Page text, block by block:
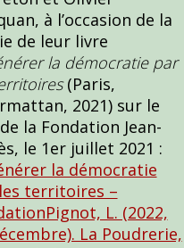
à l’occasion de la
de leur livre
la démocratie par
(Paris,
2021) sur le
la Fondation Jean-
le 1er juillet 2021 :
la démocratie
territoires –
L. (2022,
La Poudrerie,